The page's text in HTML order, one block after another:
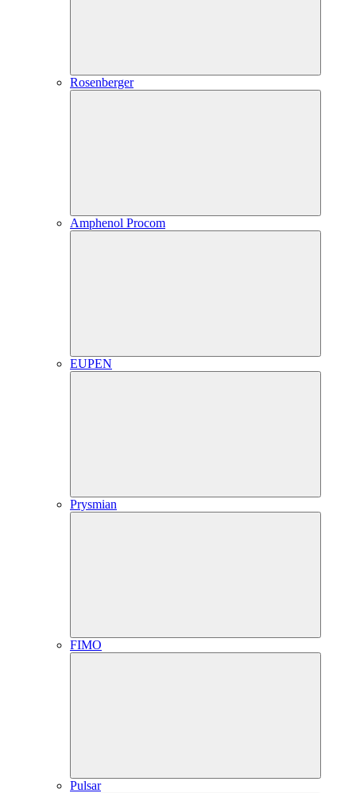
Rosenberger
Amphenol Procom
EUPEN
Prysmian
FIMO
Pulsar